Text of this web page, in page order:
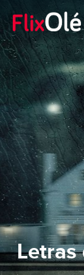
Letras